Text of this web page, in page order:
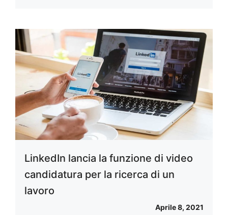
LinkedIn lancia la funzione di video
candidatura per la ricerca di un
lavoro
Aprile 8, 2021